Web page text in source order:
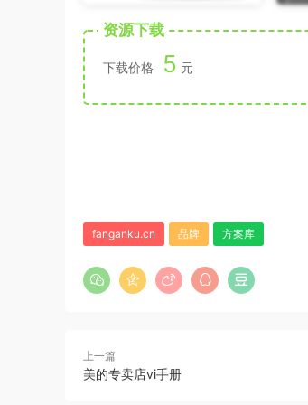
资源下载
下载价格 5 元
fanganku.cn 品牌 方案库
上一篇
美的专卖店vi手册